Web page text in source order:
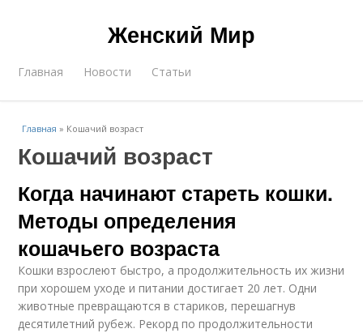
Женский Мир
Главная Новости Статьи
Главная » Кошачий возраст
Кошачий возраст
Когда начинают стареть кошки.
Методы определения
кошачьего возраста
Кошки взрослеют быстро, а продолжительность их жизни
при хорошем уходе и питании достигает 20 лет. Одни
животные превращаются в стариков, перешагнув
десятилетний рубеж. Рекорд по продолжительности